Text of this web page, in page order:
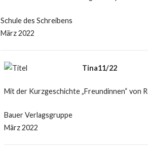
Schule des Schreibens
März 2022
Tina11/22
Mit der Kurzgeschichte „Freundinnen“ von
Bauer Verlagsgruppe
März 2022